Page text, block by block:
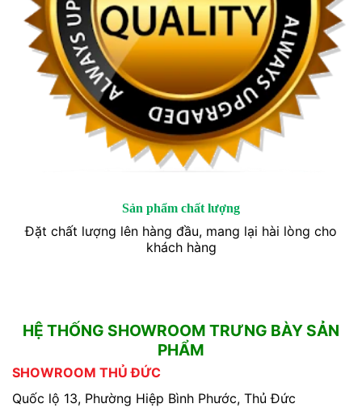
Sản phẩm chất lượng
Đặt chất lượng lên hàng đầu, mang lại hài lòng cho
khách hàng
HỆ THỐNG SHOWROOM TRƯNG BÀY SẢN
PHẨM
SHOWROOM THỦ ĐỨC
Quốc lộ 13, Phường Hiệp Bình Phước, Thủ Đức